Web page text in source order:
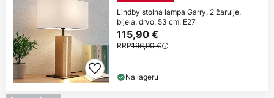
Lindby stolna lampa Garry, 2 žarulje,
bijela, drvo, 53 cm, E27
115,90 €
RRP196,90 €
Na lageru